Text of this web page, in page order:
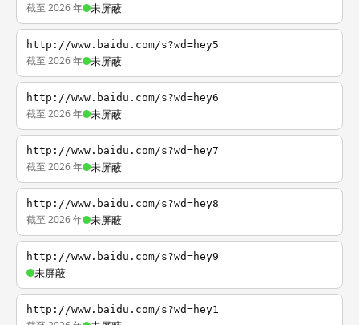
截至 2026 年 未屏蔽
http://www.baidu.com/s?wd=hey5
截至 2026 年 未屏蔽
http://www.baidu.com/s?wd=hey6
截至 2026 年 未屏蔽
http://www.baidu.com/s?wd=hey7
截至 2026 年 未屏蔽
http://www.baidu.com/s?wd=hey8
截至 2026 年 未屏蔽
http://www.baidu.com/s?wd=hey9
未屏蔽
http://www.baidu.com/s?wd=hey1